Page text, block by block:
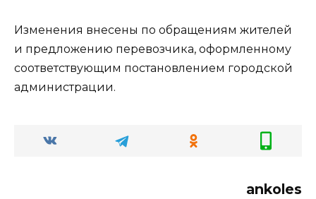
Изменения внесены по обращениям жителей
и предложению перевозчика, оформленному
соответствующим постановлением городской
администрации.
ankoles